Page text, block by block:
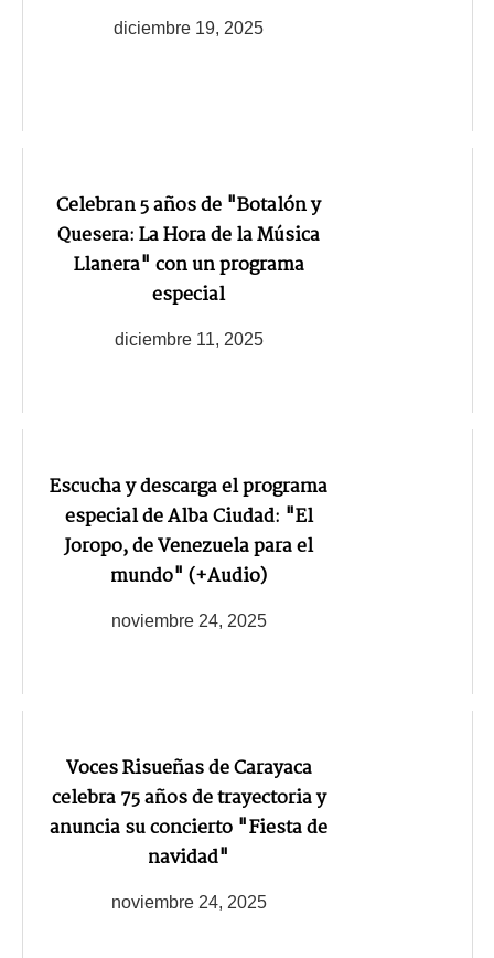
diciembre 19, 2025
Celebran 5 años de "Botalón y
Quesera: La Hora de la Música
Llanera" con un programa
especial
diciembre 11, 2025
Escucha y descarga el programa
especial de Alba Ciudad: "El
Joropo, de Venezuela para el
mundo" (+Audio)
noviembre 24, 2025
Voces Risueñas de Carayaca
celebra 75 años de trayectoria y
anuncia su concierto "Fiesta de
navidad"
noviembre 24, 2025